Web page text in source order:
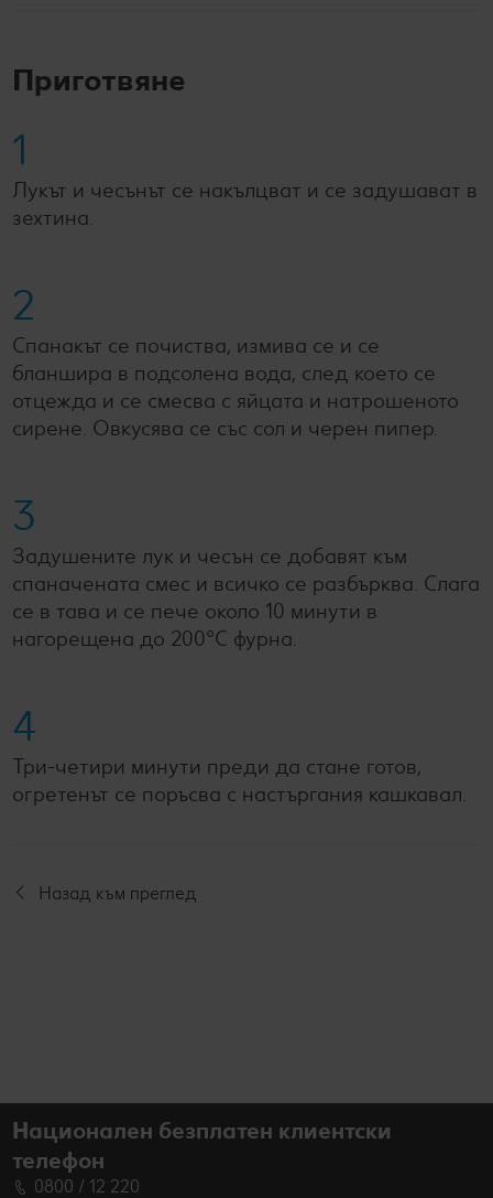
Приготвяне
1
Лукът и чесънът се накълцват и се задушават в
зехтина.
2
Спанакът се почиства, измива се и се
бланшира в подсолена вода, след което се
отцежда и се смесва с яйцата и натрошеното
сирене. Овкусява се със сол и черен пипер.
3
Задушените лук и чесън се добавят към
спаначената смес и всичко се разбърква. Слага
се в тава и се пече около 10 минути в
нагорещена до 200°С фурна.
4
Три-четири минути преди да стане готов,
огретенът се поръсва с настъргания кашкавал.
Назад към преглед
Национален безплатен клиентски
телефон
0800 / 12 220